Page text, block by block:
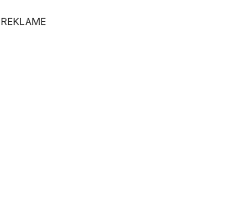
REKLAME